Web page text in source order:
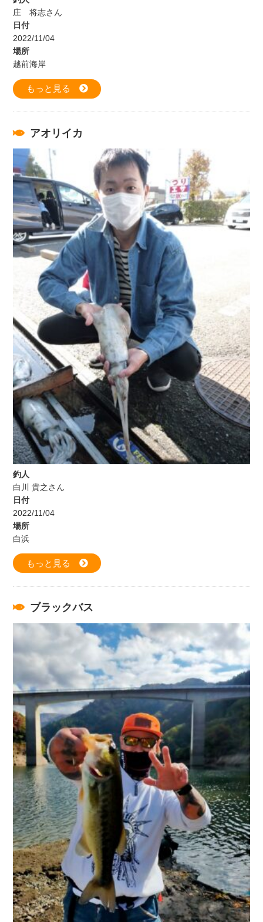
庄 将志さん
日付
2022/11/04
場所
越前海岸
もっと見る
アオリイカ
釣人
白川 貴之さん
日付
2022/11/04
場所
白浜
もっと見る
ブラックバス